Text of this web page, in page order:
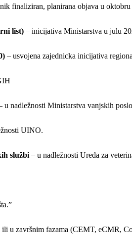
finaliziran, planirana objava u oktobru
list) – inicijativa Ministarstva u julu
– usvojena zajednicka inicijativa
u nadležnosti Ministarstva vanjskih
UINO.
službi – u nadležnosti Ureda za
u završnim fazama (CEMT, eCMR,